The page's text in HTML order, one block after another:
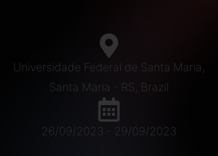
Universidade Federal de Santa Maria,
Santa Maria - RS, Brazil
26/09/2023 - 29/09/2023